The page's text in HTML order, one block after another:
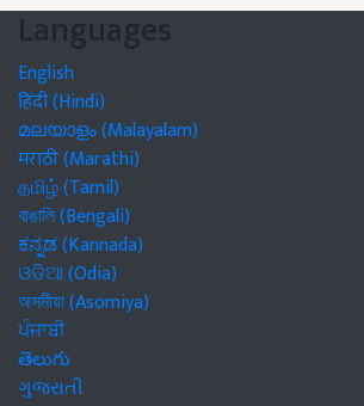
Languages
English
हिंदी (Hindi)
മലയാളം (Malayalam)
मराठी (Marathi)
தமிழ் (Tamil)
বাঙালি (Bengali)
ಕನ್ನಡ (Kannada)
ଓଡିଆ (Odia)
অসমীয়া (Asomiya)
ਪੰਜਾਬੀ
తెలుగు
ગુજરાતી